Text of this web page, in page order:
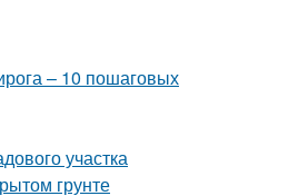
– 10 пошаговых
участка
грунте